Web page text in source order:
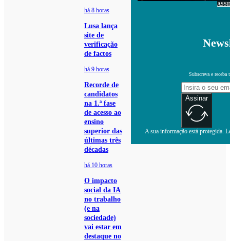
há 8 horas
Lusa lança
site de
verificação
de factos
há 9 horas
Recorde de
candidatos
na 1.ª fase
de acesso ao
ensino
superior das
últimas três
décadas
há 10 horas
O impacto
social da IA
no trabalho
(e na
sociedade)
vai estar em
destaque no
Subscreva e receba
Assinar
A sua informação está protegida.